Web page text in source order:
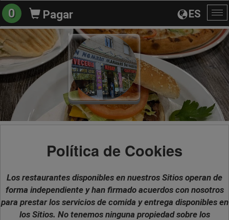
ES
0 Pagar
Política de Cookies
Los restaurantes disponibles en nuestros Sitios operan de
forma independiente y han firmado acuerdos con nosotros
para prestar los servicios de comida y entrega disponibles en
los Sitios. No tenemos ninguna propiedad sobre los